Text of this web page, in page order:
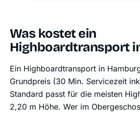
Was kostet ein
Highboardtransport
Ein Highboardtransport in
Grundpreis (30 Min. Servicezeit
Standard passt für die meisten
2,20 m Höhe. Wer im